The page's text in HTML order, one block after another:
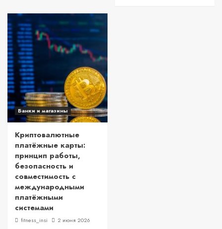
Банки и магазины
Криптовалютные
платёжные карты:
принцип работы,
безопасность и
совместимость с
международными
платёжными
системами
fitness_insi 2 июня 2026